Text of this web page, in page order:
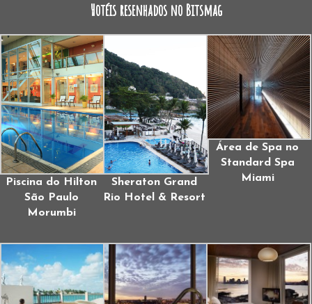
Hotéis resenhados no Bitsmag
Piscina do Hilton
São Paulo
Morumbi
Sheraton Grand
Rio Hotel & Resort
Área de Spa no
Standard Spa
Miami